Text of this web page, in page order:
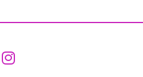
Aceder ao Facebook
Aceder ao